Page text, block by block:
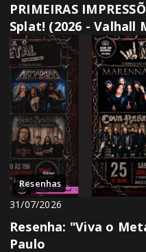
PRIMEIRAS
Splat! (2026 - Valhall
Resenhas
31/07/2026
Resenha: "Viva o
Paulo